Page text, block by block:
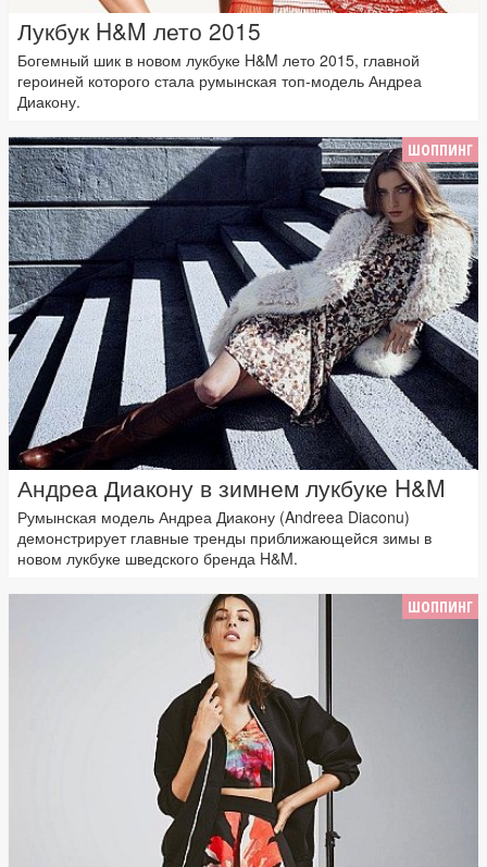
Лукбук H&M лето 2015
Богемный шик в новом лукбуке H&M лето 2015, главной
героиней которого стала румынская топ-модель Андреа
Диакону.
ШОППИНГ
Андреа Диакону в зимнем лукбуке H&M
Румынская модель Андреа Диакону (Andreea Diaconu)
демонстрирует главные тренды приближающейся зимы в
новом лукбуке шведского бренда H&M.
ШОППИНГ